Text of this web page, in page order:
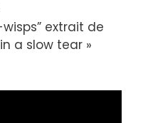
extrait de
a slow tear »